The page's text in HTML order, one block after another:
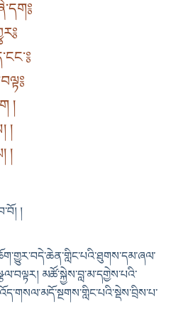
།
།
།
།
མཚོ་སྐྱེས་བླ་མ་དགྱེས་པའི་